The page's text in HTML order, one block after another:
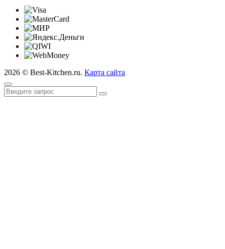
2026 © Best-Kitchen.ru. Карта сайта